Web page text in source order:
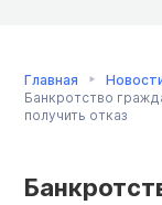
Главная
Банкротство
получить отказ